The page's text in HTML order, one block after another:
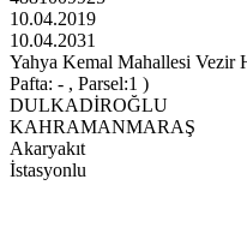
10.04.2019
10.04.2031
Yahya Kemal Mahallesi Vezir
Pafta: - , Parsel:1 )
DULKADİROĞLU
KAHRAMANMARAŞ
Akaryakıt
İstasyonlu